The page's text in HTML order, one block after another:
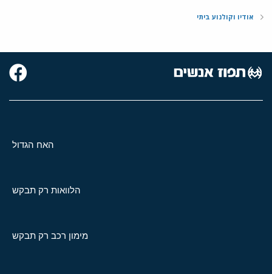
אודיו וקולנוע ביתי
האח הגדול
הלוואות רק תבקש
מימון רכב רק תבקש